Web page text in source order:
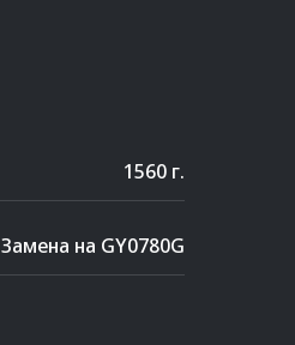
1560 г.
Замена на GY0780G